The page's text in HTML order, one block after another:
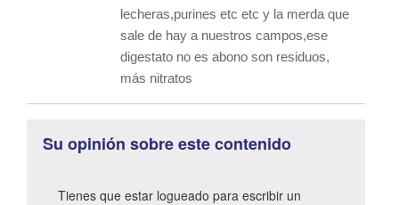
lecheras,purines etc etc y la merda que
sale de hay a nuestros campos,ese
digestato no es abono son residuos,
más nitratos
Su opinión sobre este contenido
Tienes que estar logueado para escribir un